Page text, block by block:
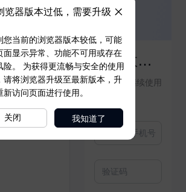
览器版本过低，需要升级
您当前的浏览器版本较低，可能
面显示异常、功能不可用或存在
险。 为获得更流畅与安全的使用
请将浏览器升级至最新版本，升
新访问页面进行使用。
关闭 我知道了